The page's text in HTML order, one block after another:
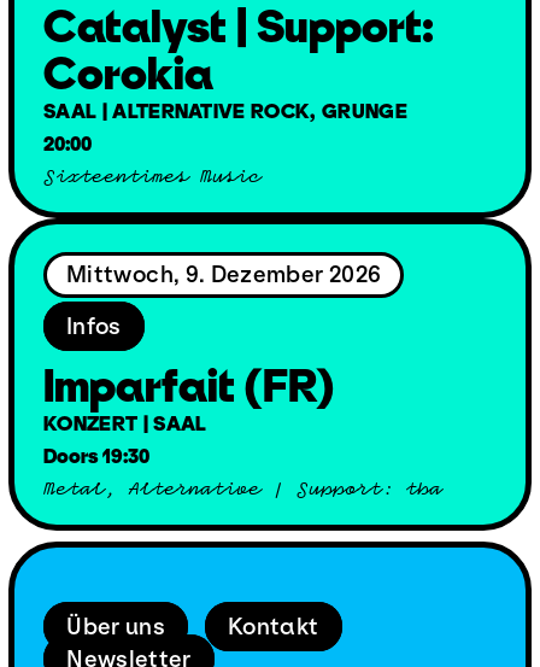
Catalyst | Support:
Corokia
SAAL | ALTERNATIVE ROCK, GRUNGE
20:00
Sixteentimes Music
Mittwoch, 9. Dezember 2026
Infos
Imparfait (FR)
KONZERT | SAAL
Doors 19:30
Metal, Alternative | Support: tba
Über uns
Kontakt
Newsletter